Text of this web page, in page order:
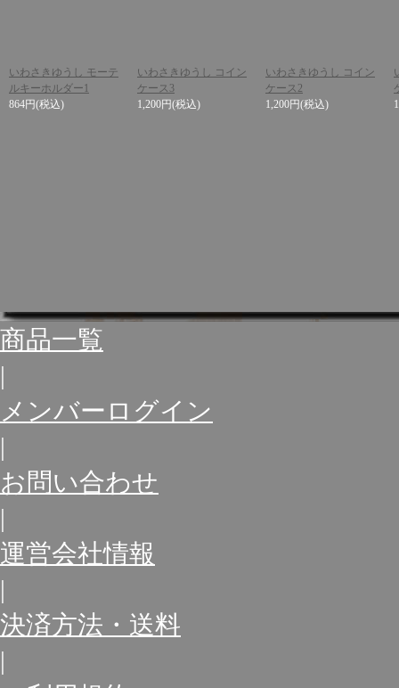
いわさきゆうし モーテ
ルキーホルダー1
864円(税込)
いわさきゆうし コイン
ケース3
1,200円(税込)
いわさきゆうし コイン
ケース2
1,200円(税込)
商品一覧
|
メンバーログイン
|
お問い合わせ
|
運営会社情報
|
決済方法・送料
|